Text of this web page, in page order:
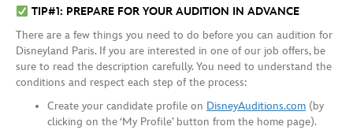
TIP#1: PREPARE FOR YOUR AUDITION IN ADVANCE
There are a few things you need to do before you can audition for
Disneyland Paris. If you are interested in one of our job offers, be
sure to read the description carefully. You need to understand the
conditions and respect each step of the process:
Create your candidate profile on DisneyAuditions.com (by
clicking on the ‘My Profile’ button from the home page).